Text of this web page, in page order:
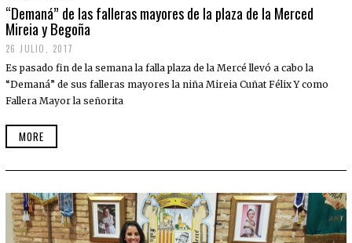
“Demaná” de las falleras mayores de la plaza de la Merced
Mireia y Begoña
26 JULIO, 2017
Es pasado fin de la semana la falla plaza de la Mercé llevó a cabo la
“Demaná” de sus falleras mayores la niña Mireia Cuñat Félix Y como
Fallera Mayor la señorita
MORE